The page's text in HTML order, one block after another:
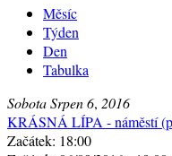
Měsíc
Týden
Den
Tabulka
SobotaSrpen6, 2016
KRÁSNÁ LÍPA - náměstí
Začátek: 18:00